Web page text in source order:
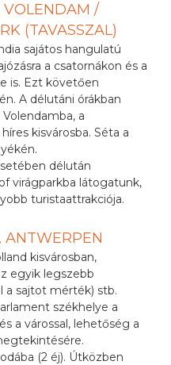
VOLENDAM /
(TAVASSZAL)
sajátos hangulatú
a csatornákon és a
is. Ezt követően
A délutáni órákban
a
kisvárosba. Séta a
délután
virágparkba látogatunk,
turistaattrakciója.
ANTWERPEN
kisvárosban,
egyik legszebb
a sajtot mérték) stb.
székhelye a
a várossal, lehetőség a
(2 éj). Útközben